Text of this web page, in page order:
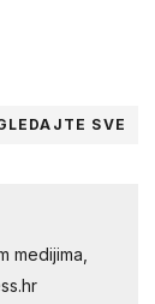
SVE
medijima,